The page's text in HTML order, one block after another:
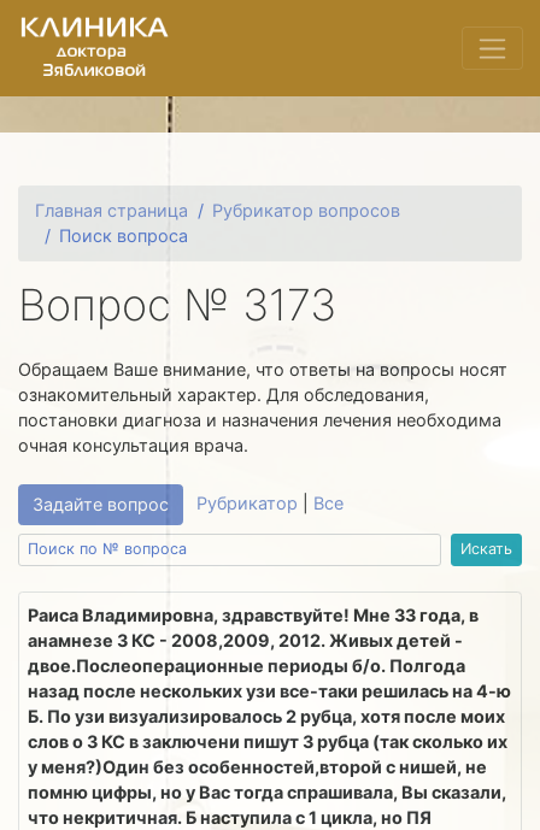
Главная страница
Рубрикатор вопросов
Поиск вопроса
Вопрос № 3173
Обращаем Ваше внимание, что ответы на вопросы носят
ознакомительный характер. Для обследования,
постановки диагноза и назначения лечения необходима
очная консультация врача.
Задайте вопрос Рубрикатор Все
Раиса Владимировна, здравствуйте! Мне 33 года, в
анамнезе 3 КС - 2008,2009, 2012. Живых детей -
двое.Послеоперационные периоды б/о. Полгода
назад после нескольких узи все-таки решилась на 4-ю
Б. По узи визуализировалось 2 рубца, хотя после моих
слов о 3 КС в заключени пишут 3 рубца (так сколько их
у меня?)Один без особенностей,второй с нишей, не
помню цифры, но у Вас тогда спрашивала, Вы сказали,
что некритичная. Б наступила с 1 цикла, но ПЯ